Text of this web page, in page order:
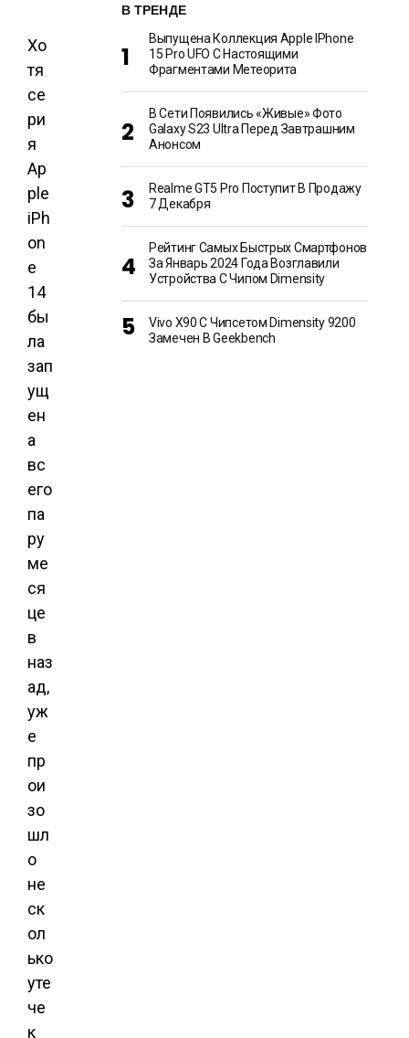
Хо
тя
се
ри
я
Ap
ple
iPh
on
e
14
бы
ла
зап
ущ
ен
а
вс
его
па
ру
ме
ся
це
в
наз
ад,
уж
е
пр
ои
зо
шл
о
не
ск
ол
ько
уте
че
к
В ТРЕНДЕ
Выпущена Коллекция Apple IPhone
15 Pro UFO С Настоящими
Фрагментами Метеорита
В Сети Появились «живые» Фото
Galaxy S23 Ultra Перед Завтрашним
Анонсом
Realme GT5 Pro Поступит В Продажу
7 Декабря
Рейтинг Самых Быстрых Смартфонов
За Январь 2024 Года Возглавили
Устройства С Чипом Dimensity
Vivo X90 С Чипсетом Dimensity 9200
Замечен В Geekbench